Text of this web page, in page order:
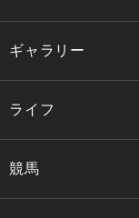
ギャラリー
ライフ
競馬